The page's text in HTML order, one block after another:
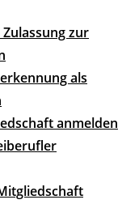
zur
als
anmelden